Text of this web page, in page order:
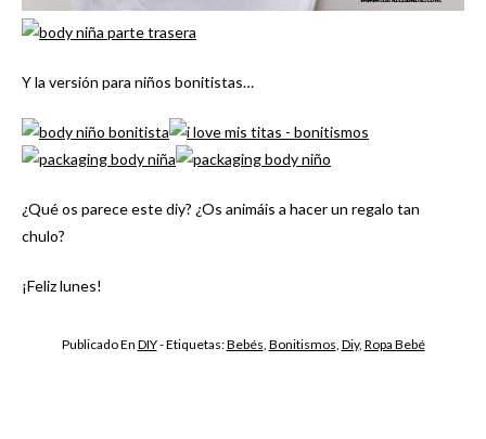
Y la versión para niños bonitistas…
¿Qué os parece este diy? ¿Os animáis a hacer un regalo tan
chulo?
¡Feliz lunes!
Publicado En DIY- Etiquetas:Bebés Bonitismos Diy, Ropa Bebé